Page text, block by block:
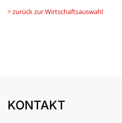
> zurück zur Wirtschaftsauswahl
KONTAKT